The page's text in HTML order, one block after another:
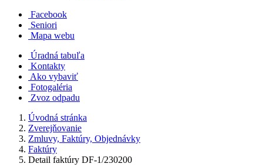
Facebook
Seniori
Mapa webu
Úradná tabuľa
Kontakty
Ako vybaviť
Fotogaléria
Zvoz odpadu
Úvodná stránka
Zverejňovanie
Zmluvy, Faktúry, Objednávky
Faktúry
Detail faktúry DF-1/230200